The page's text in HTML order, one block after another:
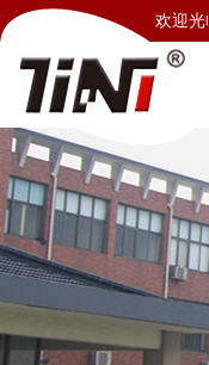
欢迎光